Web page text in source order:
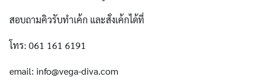
สอบถามคิวรับทำเค้ก และสั่งเค้กได้ที่
โทร: 061 161 6191
email: info@vega-diva.com